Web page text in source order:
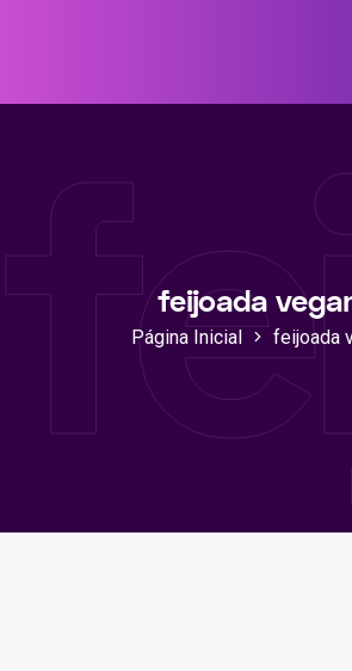
conteúdo
feijoada
Página Inicial feijoada